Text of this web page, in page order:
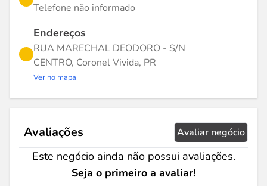
Telefone não informado
Endereços
RUA MARECHAL DEODORO - S/N
CENTRO, Coronel Vivida, PR
Ver no mapa
Avaliações Avaliar negócio
Este negócio ainda não possui avaliações.
Seja o primeiro a avaliar!